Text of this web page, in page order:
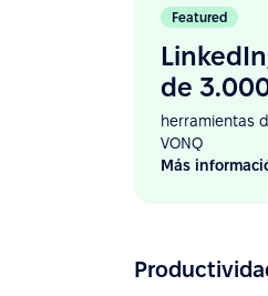
Featured
de
herramientas
VONQ
Más